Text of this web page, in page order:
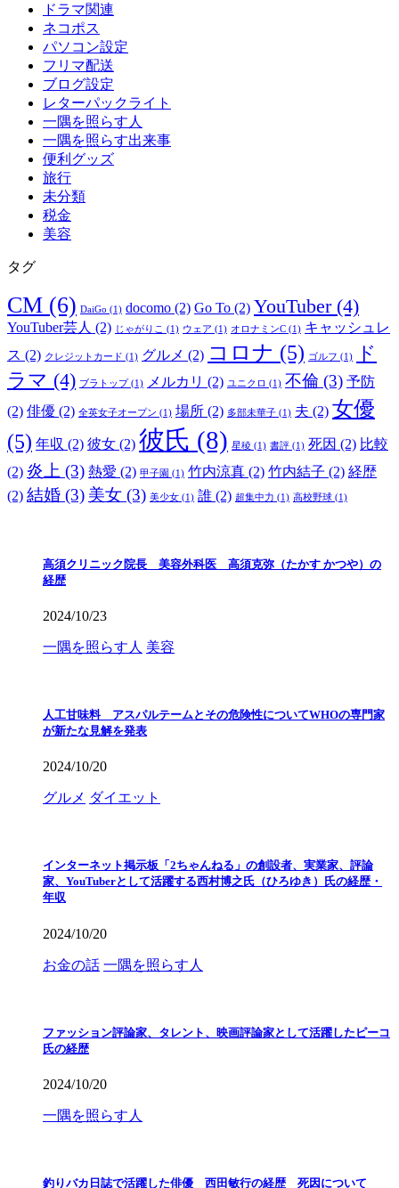
ドラマ関連
ネコポス
パソコン設定
フリマ配送
ブログ設定
レターパックライト
一隅を照らす人
一隅を照らす出来事
便利グッズ
旅行
未分類
税金
美容
タグ
CM (6) DaiGo (1) docomo (2) Go To (2) YouTuber(4)
YouTuber芸人 (2) じゃがりこ (1) ウェア (1) オロナミンC (1) キャッシュレ
ス (2) クレジットカード (1) グルメ (2) コロナ (5) ゴルフ (1)
ド
ラマ (4) ブラトップ(1) メルカリ (2) ユニクロ (1) 不倫 (3) 予防
(2) 俳優 (2) 全英女子オープン (1) 場所 (2) 多部未華子 (1) 夫 (2) 女優
(5) 年収 (2) 彼女 (2) 彼氏 (8) 星稜 (1) 書評 (1) 死因 (2) 比較
(2) 炎上 (3) 熱愛 (2) 甲子園 (1) 竹内涼真 (2) 竹内結子 (2) 経歴
(2) 結婚 (3) 美女 (3) 美少女 (1) 誰 (2) 超集中力 (1) 高校野球 (1)
高須クリニック院長 美容外科医 高須克弥（たかす かつや）の
経歴
2024/10/23
一隅を照らす人 美容
人工甘味料 アスパルテームとその危険性についてWHOの専門家
が新たな見解を発表
2024/10/20
グルメ ダイエット
インターネット掲示板「2ちゃんねる」の創設者、実業家、評論
家、YouTuberとして活躍する西村博之氏（ひろゆき）氏の経歴・
年収
2024/10/20
お金の話 一隅を照らす人
ファッション評論家、タレント、映画評論家として活躍したピーコ
氏の経歴
2024/10/20
一隅を照らす人
釣りバカ日誌で活躍した俳優 西田敏行の経歴 死因について